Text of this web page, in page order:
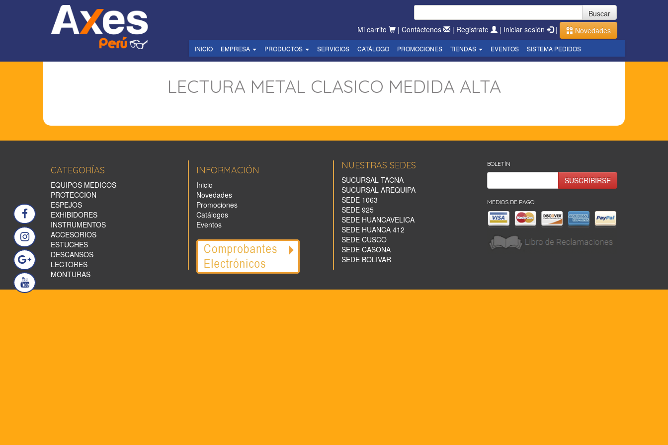
Buscar
Mi carrito
| Contáctenos | Registrate | Iniciar sesión | Novedades
INICIO EMPRESA PRODUCTOS SERVICIOS CATÁLOGO PROMOCIONES TIENDAS EVENTOS SISTEMA PEDIDOS
LECTURA METAL CLASICO MEDIDA ALTA
CATEGORÍAS
EQUIPOS MEDICOS
PROTECCION
ESPEJOS
EXHIBIDORES
INSTRUMENTOS
ACCESORIOS
ESTUCHES
DESCANSOS
LECTORES
MONTURAS
INFORMACIÓN
Inicio
Novedades
Promociones
Catálogos
Eventos
NUESTRAS SEDES
SUCURSAL TACNA
SUCURSAL AREQUIPA
SEDE 1063
SEDE 925
SEDE HUANCAVELICA
SEDE HUANCA 412
SEDE CUSCO
SEDE CASONA
SEDE BOLIVAR
BOLETÍN
SUSCRIBIRSE
MEDIOS DE PAGO